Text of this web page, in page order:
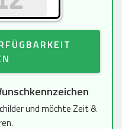
und möchte Zeit &